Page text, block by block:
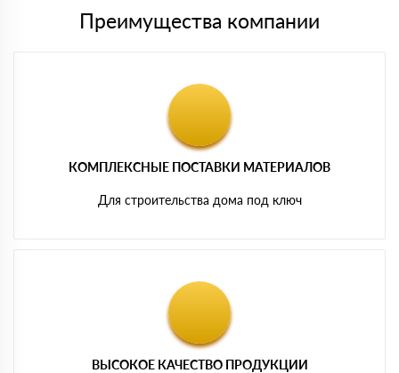
Преимущества компании
КОМПЛЕКСНЫЕ ПОСТАВКИ МАТЕРИАЛОВ
Для строительства дома под ключ
ВЫСОКОЕ КАЧЕСТВО ПРОДУКЦИИ